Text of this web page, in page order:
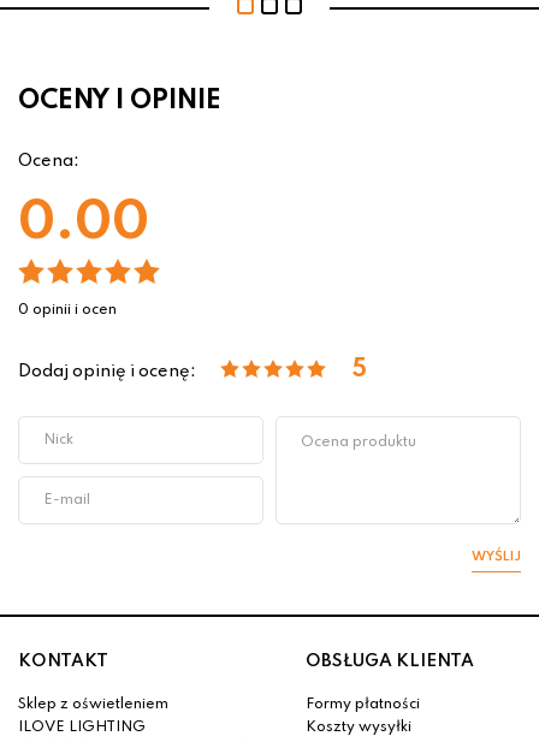
OCENY I OPINIE
Ocena:
0.00
0 opinii i ocen
Dodaj opinię i ocenę: 5
WYŚLIJ
KONTAKT
Sklep z oświetleniem
ILOVE LIGHTING
OBSŁUGA KLIENTA
Formy płatności
Koszty wysyłki